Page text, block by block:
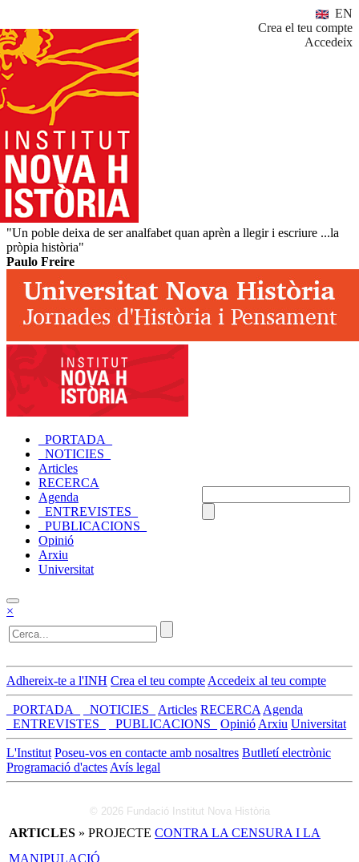
EN
Crea el teu compte
Accedeix
"Un poble deixa de ser analfabet quan aprèn a llegir i escriure ...la
pròpia història"
Paulo Freire
_PORTADA_
_NOTICIES_
Articles
RECERCA
Agenda
_ENTREVISTES_
_PUBLICACIONS_
Opinió
Arxiu
Universitat
×
Adhereix-te a l'INH Crea el teu compte Accedeix al teu compte
_PORTADA_ _NOTICIES_ Articles RECERCA Agenda
_ENTREVISTES_
_PUBLICACIONS_ Opinió Arxiu Universitat
L'Institut Poseu-vos en contacte amb nosaltres Butlletí electrònic
Programació d'actes Avís legal
© 2026 Fundació Institut Nova Història
ARTICLES » PROJECTE CONTRA LA CENSURA I LA
MANIPULACIÓ